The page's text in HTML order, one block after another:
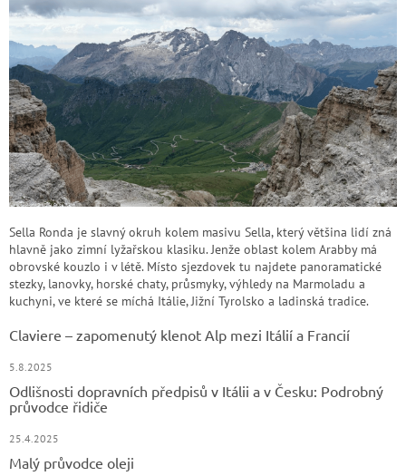
Sella Ronda je slavný okruh kolem masivu Sella, který většina lidí zná
hlavně jako zimní lyžařskou klasiku. Jenže oblast kolem Arabby má
obrovské kouzlo i v létě. Místo sjezdovek tu najdete panoramatické
stezky, lanovky, horské chaty, průsmyky, výhledy na Marmoladu a
kuchyni, ve které se míchá Itálie, Jižní Tyrolsko a ladinská tradice.
Claviere – zapomenutý klenot Alp mezi Itálií a Francií
5.8.2025
Odlišnosti dopravních předpisů v Itálii a v Česku: Podrobný
průvodce řidiče
25.4.2025
Malý průvodce oleji